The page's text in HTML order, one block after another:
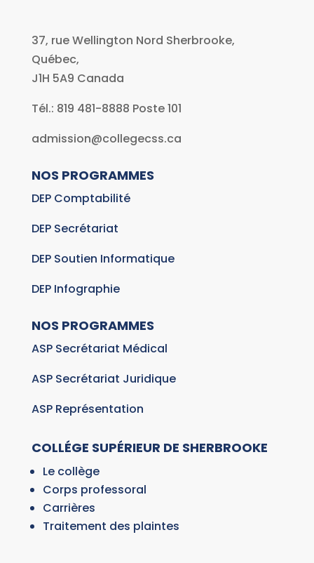
37, rue Wellington Nord Sherbrooke,
Québec,
J1H 5A9 Canada
Tél.: 819 481-8888 Poste 101
admission@collegecss.ca
NOS PROGRAMMES
DEP Comptabilité
DEP Secrétariat
DEP Soutien Informatique
DEP Infographie
NOS PROGRAMMES
ASP Secrétariat Médical
ASP Secrétariat Juridique
ASP Représentation
COLLÉGE SUPÉRIEUR DE SHERBROOKE
Le collège
Corps professoral
Carrières
Traitement des plaintes